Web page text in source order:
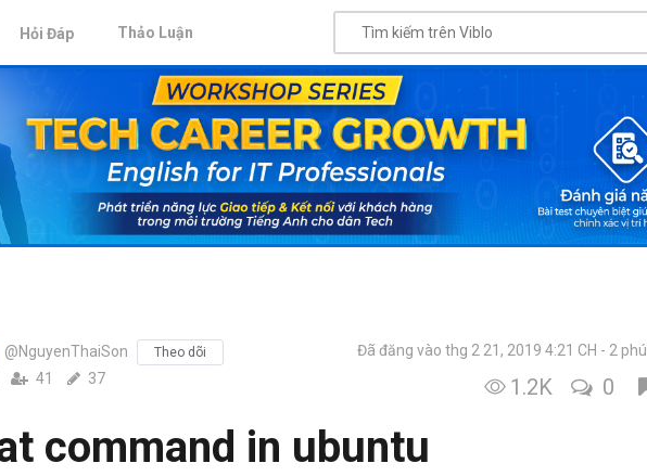
Hỏi Đáp Thảo Luận
@NguyenThaiSon Theo dõi
41 37
Đã đăng vào thg 2 21, 2019 4:21 CH 2
1.2K 0
command in ubuntu